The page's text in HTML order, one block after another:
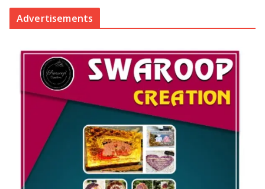
Advertisements